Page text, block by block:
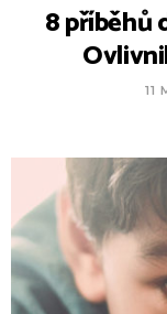
8 příběhů
11